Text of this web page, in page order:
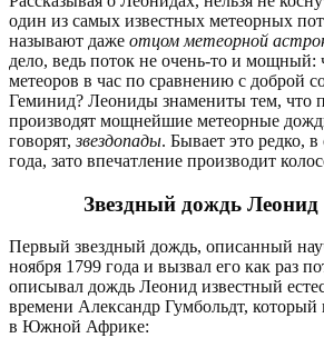
один из самых известных метеорных
называют даже отцом метеорной
дело, ведь поток не очень-то и мощный:
метеоров в час по сравнению с доброй
Геминид? Леониды знамениты тем, что
производят мощнейшие метеорные
говорят, звездопады. Бывает это редко,
года, зато впечатление производит
Звездный дождь Леонид
Первый звездный дождь, описанный
ноября 1799 года и вызвал его как раз
описывал дождь Леонид известный
времени Александр Гумбольдт, который
в Южной Африке: